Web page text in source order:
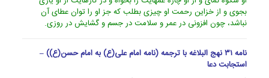
بجوى و از خزاین رحمت او چیزى بطلب که جز او را توان عطاى آن
نباشد، چون افزونى در عمر و سلامت در جسم و گشایش در روزى.
نامه ۳۱ نهج البلاغه با ترجمه (نامه امام علی(ع) به امام حسن(ع)) –
استجابت دعا